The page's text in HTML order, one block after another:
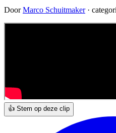
DoorMarco Schuitmaker·
👍 Stem op deze clip